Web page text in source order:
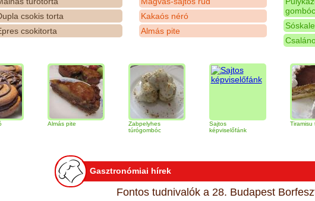
csokis torta
csokitorta
Kakaós néró
Almás pite
Zabpelyhes
túrógombóc
képviselőfánk
Tiramisu torta
Gasztronómiai hírek
Fontos tudnivalók a 28. Budapest